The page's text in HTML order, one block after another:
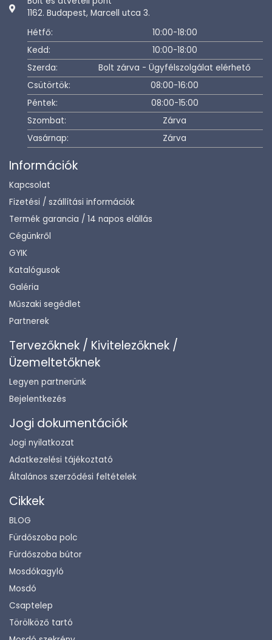
1162. Budapest, Marcell utca 3.
Hétfő:
10:00-18:00
Kedd:
10:00-18:00
Szerda:
Bolt zárva - Ügyfélszolgálat elérhető
Csütörtök:
08:00-16:00
Péntek:
08:00-15:00
Szombat:
Zárva
Vasárnap:
Zárva
Információk
Kapcsolat
Fizetési / szállítási információk
Termék garancia / 14 napos elállás
Cégünkről
GYIK
Katalógusok
Galéria
Műszaki segédlet
Partnerek
Tervezőknek / Kivitelezőknek /
Üzemeltetőknek
Legyen partnerünk
Bejelentkezés
Jogi dokumentációk
Jogi nyilatkozat
Adatkezelési tájékoztató
Általános szerződési feltételek
Cikkek
BLOG
Fürdőszoba polc
Fürdőszoba bútor
Mosdókagyló
Mosdó
Csaptelep
Törölköző tartó